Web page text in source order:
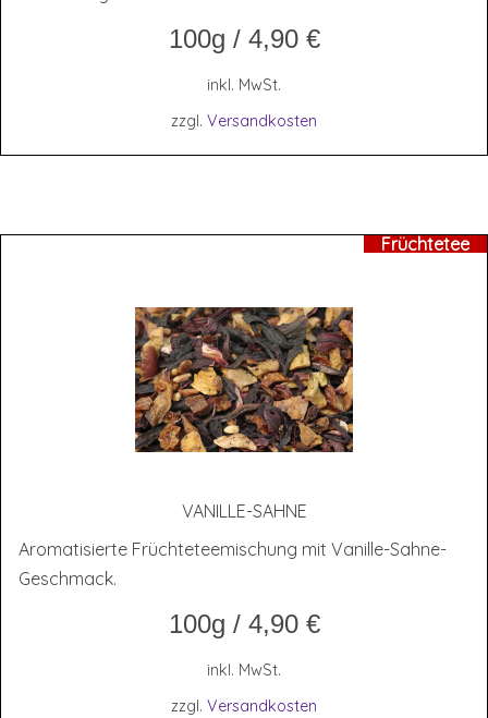
100g / 4,90 €
inkl. MwSt.
zzgl. Versandkosten
Früchtetee
VANIL­LE-SAH­NE
Aromatisierte Früchteteemischung mit Vanille-Sahne-
Geschmack.
100g / 4,90 €
inkl. MwSt.
zzgl. Versandkosten